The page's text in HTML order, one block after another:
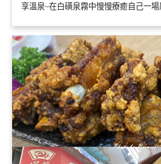
享溫泉~在白磺泉霧中慢慢療癒自己一